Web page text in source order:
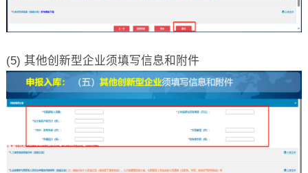
(5) 其他创新型企业须填写信息和附件